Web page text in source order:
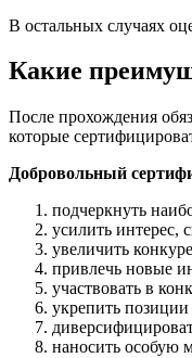
В остальных случаях
Какие
После прохождения
которые
Добровольный
подчеркнуть
усилить интерес,
увеличить
привлечь новые
участвовать в
укрепить
наносить особую